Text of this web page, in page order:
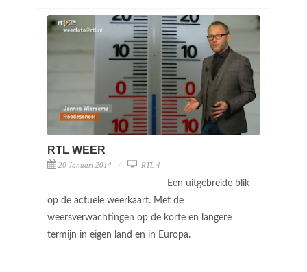
RTL WEER
20 Januari 2014 RTL 4
Een uitgebreide blik
op de actuele weerkaart. Met de
weersverwachtingen op de korte en langere
termijn in eigen land en in Europa.